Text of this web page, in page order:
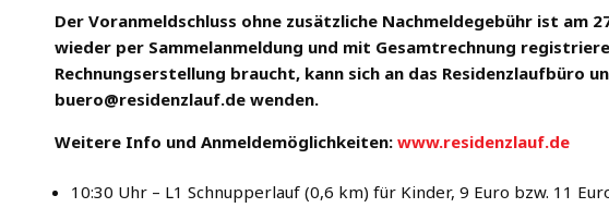
Der Voranmeldschluss ohne zusätzliche Nachmeldegebühr ist am
wieder per Sammelanmeldung und mit Gesamtrechnung
Rechnungserstellung braucht, kann sich an das Residenzlaufbüro
buero@residenzlauf.de wenden.
Weitere Info und Anmeldemöglichkeiten: www.residenzlauf.de
10:30 Uhr – L1 Schnupperlauf (0,6 km) für Kinder, 9 Euro bzw. 11